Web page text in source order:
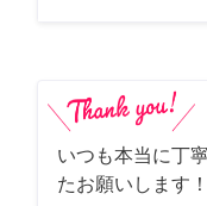
いつも本当に丁
たお願いします！